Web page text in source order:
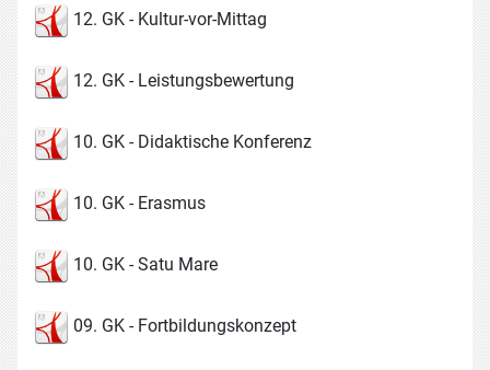
12. GK - Kultur-vor-Mittag
12. GK - Leistungsbewertung
10. GK - Didaktische Konferenz
10. GK - Erasmus
10. GK - Satu Mare
09. GK - Fortbildungskonzept